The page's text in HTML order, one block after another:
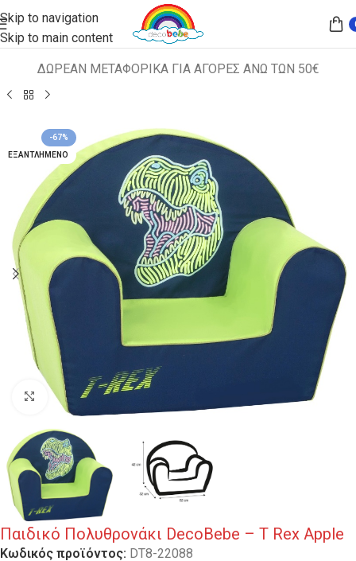
Skip to navigation
Skip to main content
ΔΩΡΕΑΝ ΜΕΤΑΦΟΡΙΚΑ ΓΙΑ ΑΓΟΡΕΣ ΑΝΩ ΤΩΝ 50€
Αρχική σελίδα ΠΑΙΔΙΚΑ ΚΑΘΙΣΜΑΤΑ ΠΟΛΥΘΡΟΝΑΚΙΑ
-67%
ΕΞΑΝΤΛΗΜΈΝΟ
Κλικ για μεγέθυνση
Παιδικό Πολυθρονάκι DecoBebe – T Rex Apple
Κωδικός προϊόντος: DT8-22088